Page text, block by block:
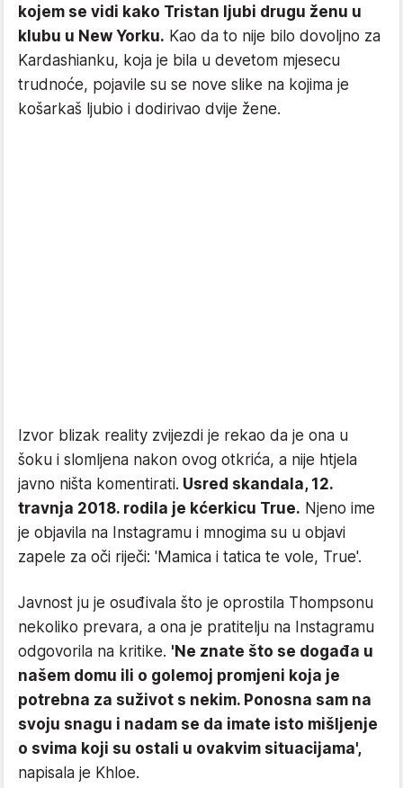
kojem se vidi kako Tristan ljubi drugu ženu u
klubu u New Yorku. Kao da to nije bilo dovoljno za
Kardashianku, koja je bila u devetom mjesecu
trudnoće, pojavile su se nove slike na kojima je
košarkaš ljubio i dodirivao dvije žene.
Izvor blizak reality zvijezdi je rekao da je ona u
šoku i slomljena nakon ovog otkrića, a nije htjela
javno ništa komentirati. Usred skandala, 12.
travnja 2018. rodila je kćerkicu True. Njeno ime
je objavila na Instagramu i mnogima su u objavi
zapele za oči riječi: 'Mamica i tatica te vole, True'.
Javnost ju je osuđivala što je oprostila Thompsonu
nekoliko prevara, a ona je pratitelju na Instagramu
odgovorila na kritike. 'Ne znate što se događa u
našem domu ili o golemoj promjeni koja je
potrebna za suživot s nekim. Ponosna sam na
svoju snagu i nadam se da imate isto mišljenje
o svima koji su ostali u ovakvim situacijama',
napisala je Khloe.